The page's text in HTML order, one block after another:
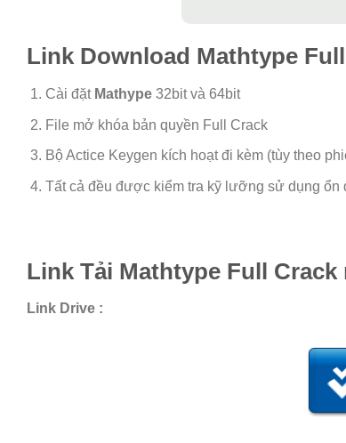
Link Download Mathtype
Cài đặt Mathype32bit và 64bit
File mở khóa bản quyền Full Crack
Bộ Actice Keygen kích hoạt đi kèm (tùy theo
Tất cả đều được kiểm tra kỹ lưỡng sử dụng ổn
Link Tải Mathtype Full Crack
Link Drive :